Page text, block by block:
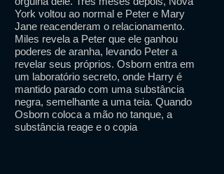
York voltou ao normal e Peter e Mary
Jane reacenderam o relacionamento.
Miles revela a Peter que ele ganhou
poderes de aranha, levando Peter a
revelar seus próprios. Osborn entra em
um laboratório secreto, onde Harry é
mantido parado com uma substância
negra, semelhante a uma teia. Quando
Osborn coloca a mão no tanque, a
substância reage e o copia